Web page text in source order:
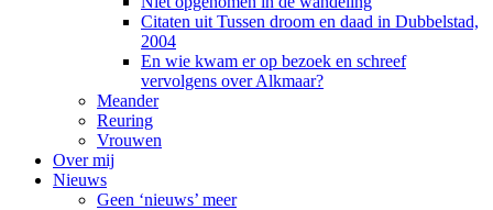
Citaten uit Tussen droom en daad in Dubbelstad,
2004
En wie kwam er op bezoek en schreef
vervolgens over Alkmaar?
Meander
Reuring
Vrouwen
Over mij
Nieuws
Geen ‘nieuws’ meer